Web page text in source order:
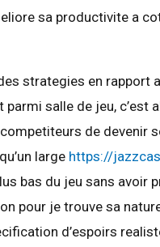
sa productivite a
strategies en rapport
parmi salle de jeu, c’est
de devenir
large https://
bas du jeu sans avoir
pour je trouve sa
d’espoirs